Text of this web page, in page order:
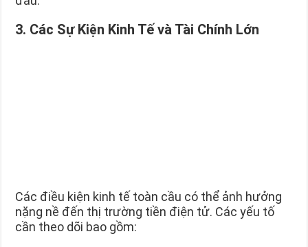
3. Các Sự Kiện Kinh Tế và Tài Chính Lớn
Các điều kiện kinh tế toàn cầu có thể ảnh hưởng
nặng nề đến thị trường tiền điện tử. Các yếu tố
cần theo dõi bao gồm: